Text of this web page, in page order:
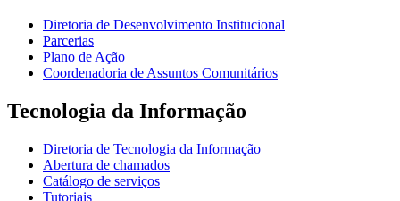
Diretoria de Desenvolvimento Institucional
Parcerias
Plano de Ação
Coordenadoria de Assuntos Comunitários
Tecnologia da Informação
Diretoria de Tecnologia da Informação
Abertura de chamados
Catálogo de serviços
Tutoriais